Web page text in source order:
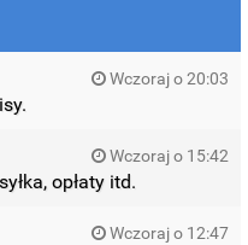
Wczoraj o 20:03
Wczoraj o 15:42
opłaty itd.
Wczoraj o 12:47